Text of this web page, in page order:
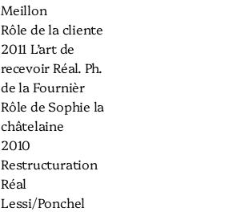
Meillon
Rôle de la cliente
2011 L’art de
recevoir Réal. Ph.
de la Fournièr
Rôle de Sophie la
châtelaine
2010
Restructuration
Réal
Lessi/Ponchel